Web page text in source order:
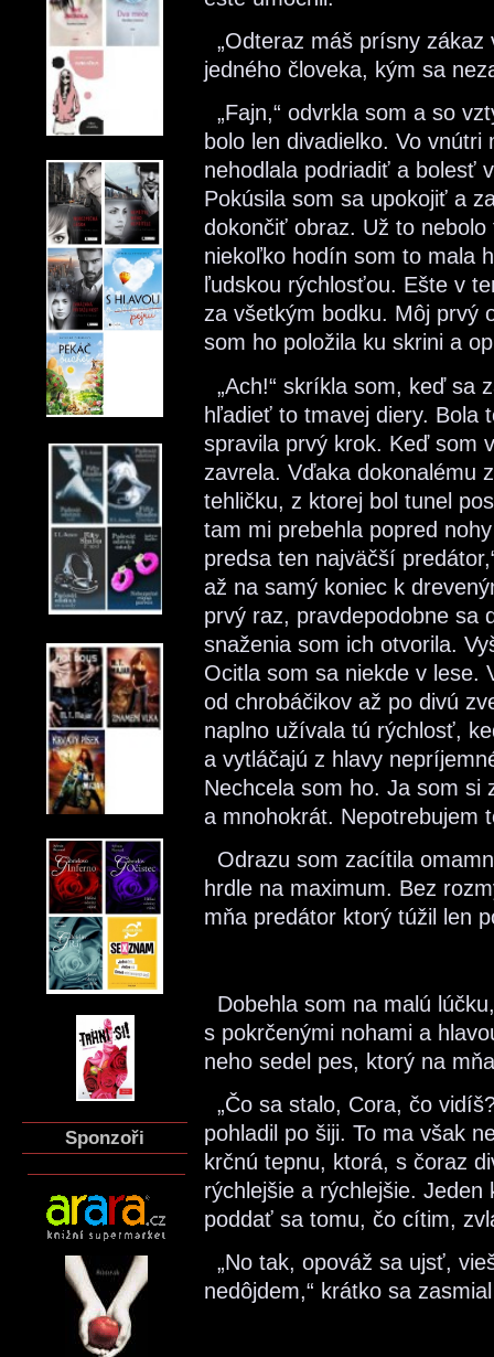
Sponzoři
„Odteraz máš prísny zákaz
jedného človeka, kým sa
„Fajn,“ odvrkla som a so
bolo len divadielko. Vo
nehodlala podriadiť a bolesť
Pokúsila som sa upokojiť a
dokončiť obraz. Už to
niekoľko hodín som to mala
ľudskou rýchlosťou. Ešte v
za všetkým bodku. Môj prvý
som ho položila ku skrini a
„Ach!“ skríkla som, keď sa
hľadieť to tmavej diery. Bola
spravila prvý krok. Keď som
zavrela. Vďaka dokonalému
tehličku, z ktorej bol tunel
tam mi prebehla popred
predsa ten najväčší
až na samý koniec k
prvý raz, pravdepodobne sa
snaženia som ich otvorila.
Ocitla som sa niekde v lese.
od chrobáčikov až po divú
naplno užívala tú rýchlosť,
a vytláčajú z hlavy
Nechcela som ho. Ja som si
a mnohokrát. Nepotrebujem
Odrazu som zacítila
hrdle na maximum. Bez
mňa predátor ktorý túžil len
Dobehla som na malú
s pokrčenými nohami a
neho sedel pes, ktorý na
„Čo sa stalo, Cora, čo
pohladil po šiji. To ma však
krčnú tepnu, ktorá, s čoraz
rýchlejšie a rýchlejšie.
poddať sa tomu, čo cítim,
„No tak, opováž sa ujsť,
nedôjdem,“ krátko sa